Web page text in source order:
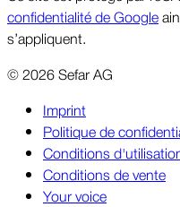
confidentialité de Google
s’appliquent.
©2026Sefar AG
Imprint
Politique de
Conditions
Conditions de vente
Your voice